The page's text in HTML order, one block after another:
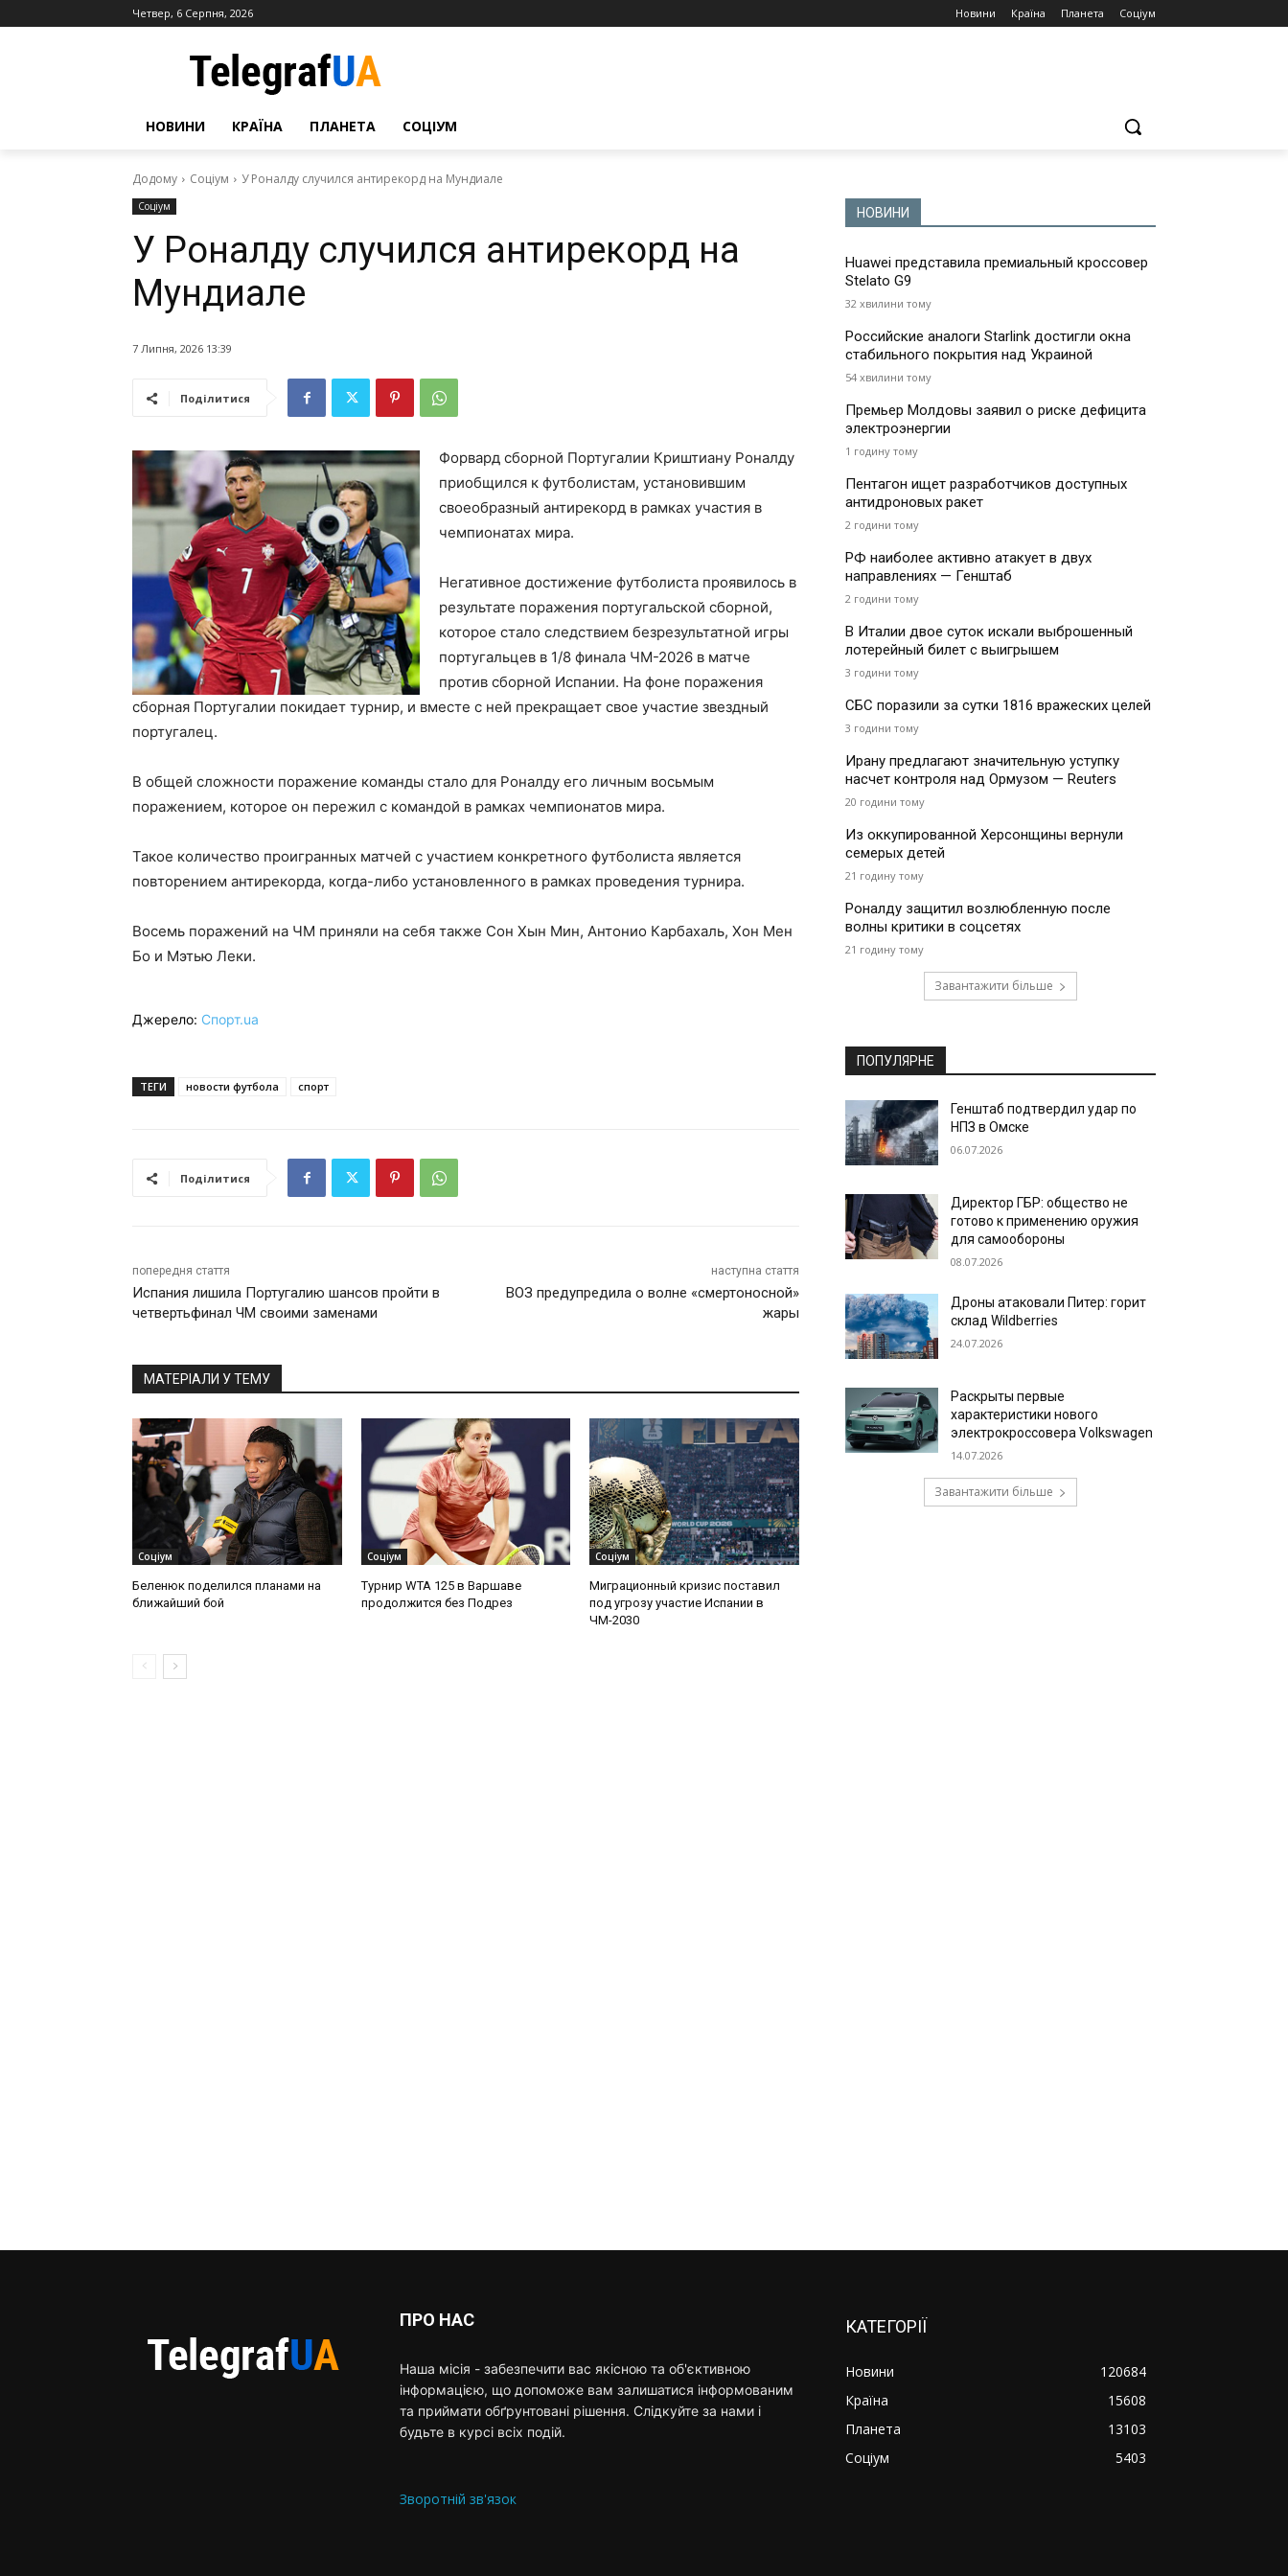
Четвер, 6 Серпня, 2026 Новини Країна Планета Соціум
НОВИНИ КРАЇНА ПЛАНЕТА СОЦІУМ
Додому Соціум У Роналду случился антирекорд на Мундиале
Соціум
У Роналду случился антирекорд на
Мундиале
7 Липня, 2026 13:39
Поділитися
Форвард сборной Португалии Криштиану Роналду
приобщился к футболистам, установившим
своеобразный антирекорд в рамках участия в
чемпионатах мира.
Негативное достижение футболиста проявилось в
результате поражения португальской сборной,
которое стало следствием безрезультатной игры
португальцев в 1/8 финала ЧМ-2026 в матче
против сборной Испании. На фоне поражения
сборная Португалии покидает турнир, и вместе с ней прекращает свое участие звездный
португалец.
В общей сложности поражение команды стало для Роналду его личным восьмым
поражением, которое он пережил с командой в рамках чемпионатов мира.
Такое количество проигранных матчей с участием конкретного футболиста является
повторением антирекорда, когда-либо установленного в рамках проведения турнира.
Восемь поражений на ЧМ приняли на себя также Сон Хын Мин, Антонио Карбахаль, Хон Мен
Бо и Мэтью Леки.
Джерело: Спорт.ua
ТЕГИ новости футбола спорт
Поділитися
попередня стаття
Испания лишила Португалию шансов пройти в
четвертьфинал ЧМ своими заменами
наступна стаття
ВОЗ предупредила о волне «смертоносной»
жары
МАТЕРІАЛИ У ТЕМУ
Соціум
Беленюк поделился планами на
ближайший бой
Соціум
Турнир WTA 125 в Варшаве
продолжится без Подрез
Соціум
Миграционный кризис поставил
под угрозу участие Испании в
ЧМ-2030
НОВИНИ
Huawei представила премиальный кроссовер
Stelato G9
32 хвилини тому
Российские аналоги Starlink достигли окна
стабильного покрытия над Украиной
54 хвилини тому
Премьер Молдовы заявил о риске дефицита
электроэнергии
1 годину тому
Пентагон ищет разработчиков доступных
антидроновых ракет
2 години тому
РФ наиболее активно атакует в двух
направлениях — Генштаб
2 години тому
В Италии двое суток искали выброшенный
лотерейный билет с выигрышем
3 години тому
СБС поразили за сутки 1816 вражеских целей
3 години тому
Ирану предлагают значительную уступку
насчет контроля над Ормузом — Reuters
20 години тому
Из оккупированной Херсонщины вернули
семерых детей
21 годину тому
Роналду защитил возлюбленную после
волны критики в соцсетях
21 годину тому
Завантажити більше
ПОПУЛЯРНЕ
Генштаб подтвердил удар по
НПЗ в Омске
06.07.2026
Директор ГБР: общество не
готово к применению оружия
для самообороны
08.07.2026
Дроны атаковали Питер: горит
склад Wildberries
24.07.2026
Раскрыты первые
характеристики нового
электрокроссовера Volkswagen
14.07.2026
Завантажити більше
ПРО НАС
Наша місія - забезпечити вас якісною та об'єктивною
інформацією, що допоможе вам залишатися інформованим
та приймати обґрунтовані рішення. Слідкуйте за нами і
будьте в курсі всіх подій.
Зворотній зв'язок
КАТЕГОРІЇ
Новини
120684
Країна
15608
Планета
13103
Соціум
5403